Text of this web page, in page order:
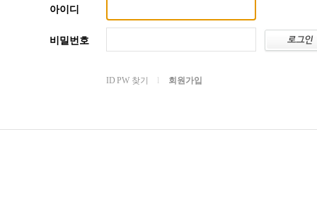
아이디
비밀번호
ID PW 찾기 회원가입